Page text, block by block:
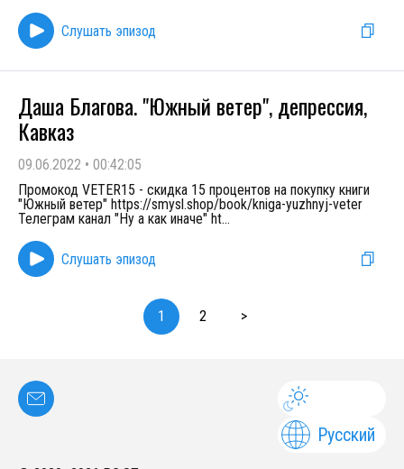
Слушать эпизод
Даша Благова. "Южный ветер", депрессия,
Кавказ
09.06.2022 • 00:42:05
Промокод VETER15 - скидка 15 процентов на покупку книги
"Южный ветер" https://smysl.shop/book/kniga-yuzhnyj-veter
Телеграм канал "Ну а как иначе" ht...
Слушать эпизод
1 2 >
Русский